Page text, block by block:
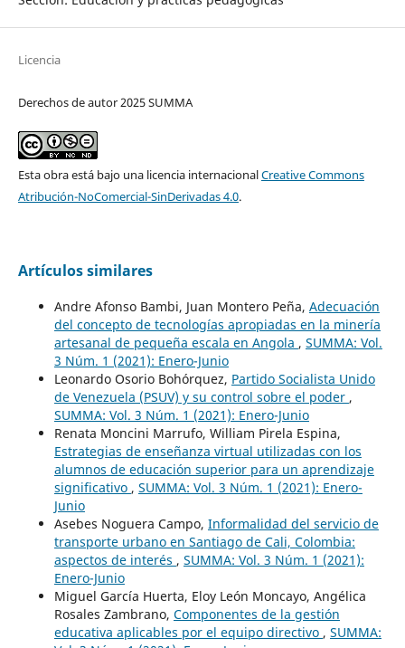
Licencia
Derechos de autor 2025 SUMMA
Esta obra está bajo una licencia internacionalCreative Commons
Atribución-NoComercial-SinDerivadas 4.0.
Artículos similares
Andre Afonso Bambi, Juan Montero Peña, Adecuación
del concepto de tecnologías apropiadas en la minería
artesanal de pequeña escala en Angola , SUMMA: Vol.
3 Núm. 1 (2021): Enero-Junio
Leonardo Osorio Bohórquez, Partido Socialista Unido
de Venezuela (PSUV) y su control sobre el poder ,
SUMMA: Vol. 3 Núm. 1 (2021): Enero-Junio
Renata Moncini Marrufo, William Pirela Espina,
Estrategias de enseñanza virtual utilizadas con los
alumnos de educación superior para un aprendizaje
significativo , SUMMA: Vol. 3 Núm. 1 (2021): Enero-
Junio
Asebes Noguera Campo, Informalidad del servicio de
transporte urbano en Santiago de Cali, Colombia:
aspectos de interés , SUMMA: Vol. 3 Núm. 1 (2021):
Enero-Junio
Miguel García Huerta, Eloy León Moncayo, Angélica
Rosales Zambrano, Componentes de la gestión
educativa aplicables por el equipo directivo , SUMMA: